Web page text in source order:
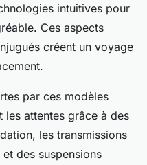
intuitives pour
Ces aspects
créent un voyage
par ces modèles
les attentes grâce à des
les transmissions
des suspensions